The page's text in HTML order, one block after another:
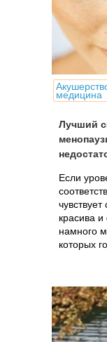
медицина
Лучший
Если
красива и
намного
которых